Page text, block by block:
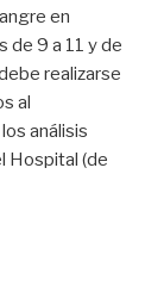
en
de 9 a 11 y de
realizarse
al
análisis
Hospital (de